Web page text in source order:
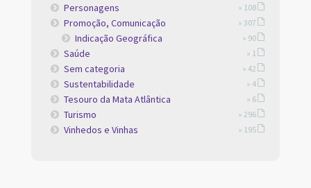
Personagens » 108
Promoção, Comunicação » 307
Indicação Geográfica » 90
Saúde » 1
Sem categoria » 42
Sustentabilidade » 4
Tesouro da Mata Atlântica » 6
Turismo » 296
Vinhedos e Vinhas » 195